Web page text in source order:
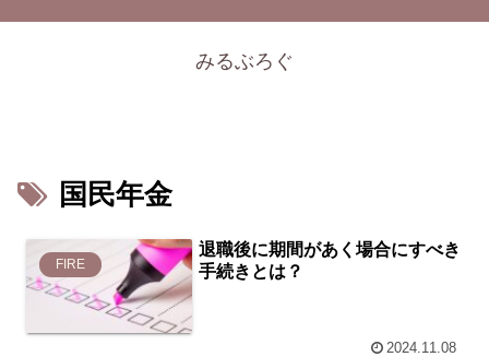
みるぶろぐ
国民年金
FIRE
退職後に期間があく場合にすべき
手続きとは？
2024.11.08